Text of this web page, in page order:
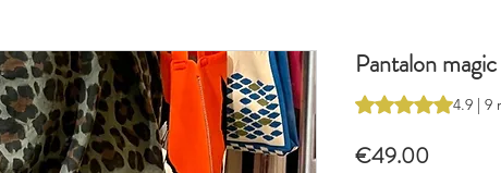
Pantalon
Rating is 4.9 out
4.9 | 9
€49.00Price